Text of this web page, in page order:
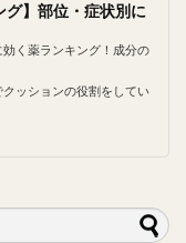
グ】部位・症状別に
く薬ランキング！成分の
ッションの役割をしてい